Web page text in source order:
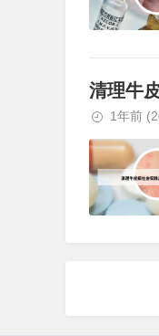
清理牛
1年前